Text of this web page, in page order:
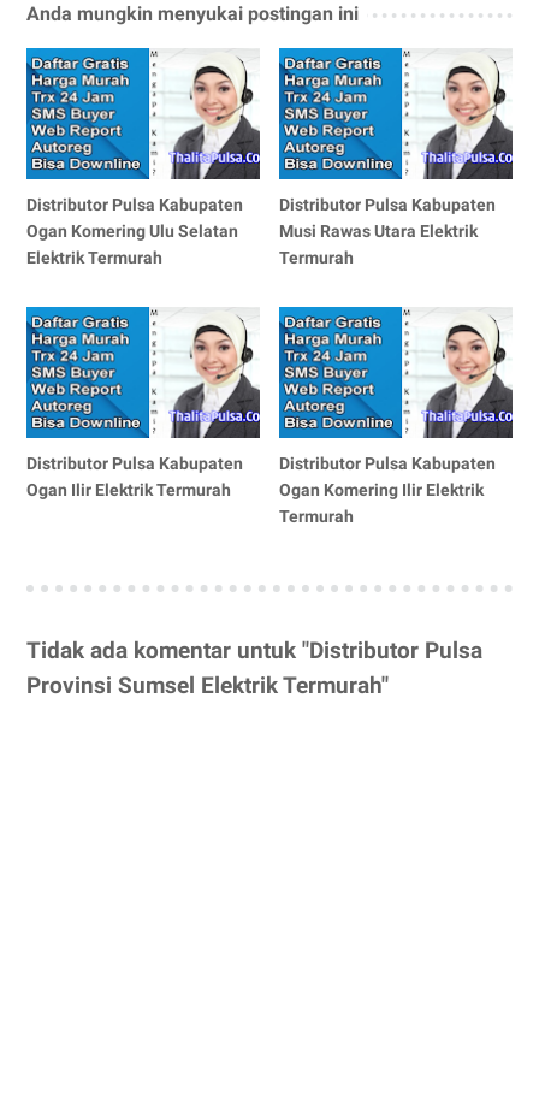
Anda mungkin menyukai postingan ini
Distributor Pulsa Kabupaten
Ogan Komering Ulu Selatan
Elektrik Termurah
Distributor Pulsa Kabupaten
Musi Rawas Utara Elektrik
Termurah
Distributor Pulsa Kabupaten
Ogan Ilir Elektrik Termurah
Distributor Pulsa Kabupaten
Ogan Komering Ilir Elektrik
Termurah
Tidak ada komentar untuk "Distributor Pulsa
Provinsi Sumsel Elektrik Termurah"